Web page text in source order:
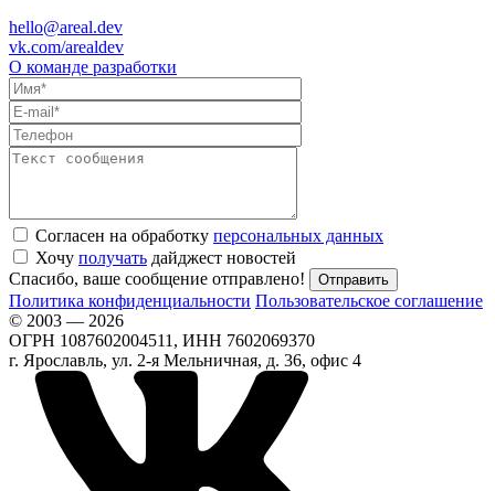
hello@areal.dev
vk.com/arealdev
О команде разработки
Согласен на обработку персональных данных
Хочу получать дайджест новостей
Спасибо, ваше сообщение отправлено!
Политика конфиденциальности Пользовательское соглашение
© 2003 — 2026
ОГРН 1087602004511, ИНН 7602069370
г. Ярославль, ул. 2-я Мельничная, д. 36, офис 4